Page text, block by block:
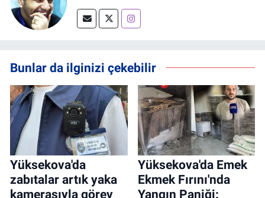
Bunlar da ilginizi çekebilir
Yüksekova'da
zabıtalar artık yaka
kamerasıyla görev
Yüksekova'da Emek
Ekmek Fırını'nda
Yangın Paniği: